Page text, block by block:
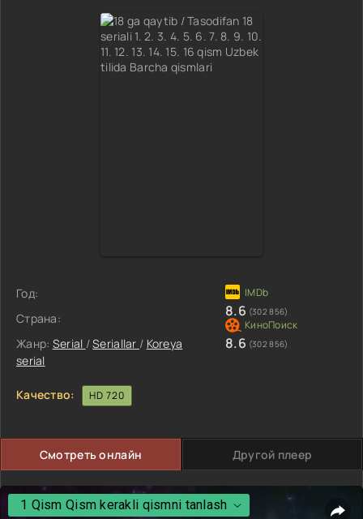
Год:
Страна:
Жанр: Serial /Seriallar / Koreya
serial
8.6 (302 856)
8.6 (302 856)
Качество: HD 720
Смотреть онлайн Другой плеер
1 Qism Qism kerakli qismni tanlash